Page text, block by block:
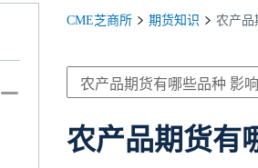
CME芝商所 期货知识 农产品
农产品期货有